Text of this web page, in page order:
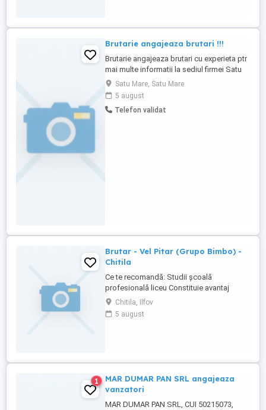
Brutarie angajeaza brutari !!!
Brutarie angajeaza brutari cu experieta ptr
mai multe informatii la sediul firmei Satu
Mare Str Toamnei Nr 16 ! Orele 09:00-15:00
Satu Mare, Satu Mare
5 august
Telefon validat
Brutar - Vel Pitar (Grupo Bimbo) -
Chitila
Ce te recomandă: Studii şcoală
profesională liceu Constituie avantaj
absolvirea unui profil tehnic sau profil din
industria alimentară Calificare de brutar
Experien ă minim 1 an pe o poziţie de
Chitila, Ilfov
5 august
1
MAR DUMAR PAN SRL angajeaza
vanzatori
MAR DUMAR PAN SRL, CUI 50215073,